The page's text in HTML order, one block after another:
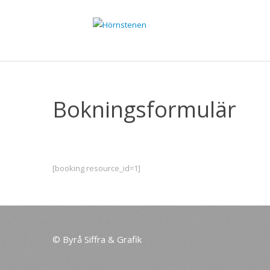
Bokningsformulär
[booking resource_id=1]
© Byrå Siffra & Grafik